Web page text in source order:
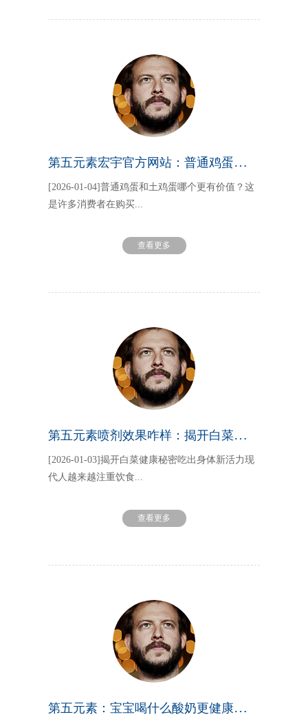
第五元素宏宇官方网站：普通鸡蛋和土鸡蛋哪个更有价值你了解吗
[2026-01-04]普通鸡蛋和土鸡蛋哪个更有价值？这
是许多消费者在购买...
查看更多
第五元素喷剂效果咋样：揭开白菜健康秘密吃出身体新活力
[2026-01-03]揭开白菜健康秘密吃出身体新活力现
代人越来越注重饮食...
查看更多
第五元素：宝宝喝什么酸奶更健康更适合成长